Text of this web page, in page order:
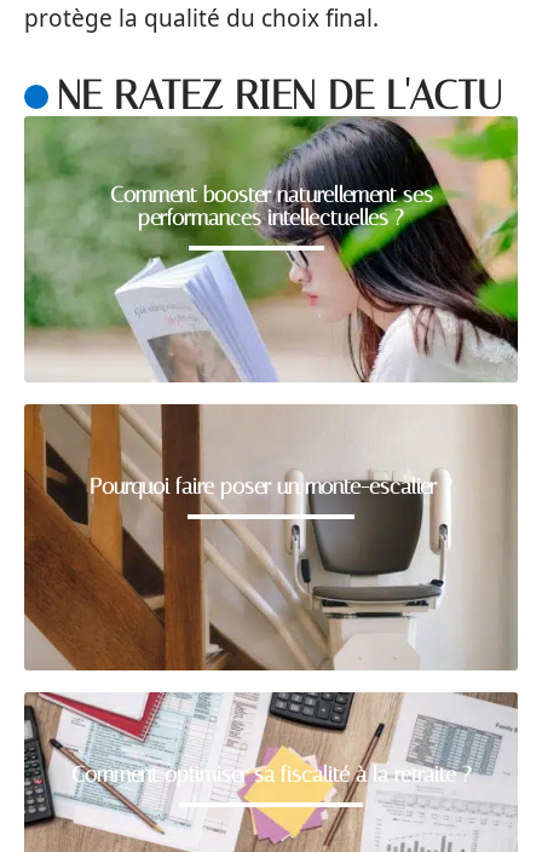
protège la qualité du choix final.
NE RATEZ RIEN DE L'ACTU
Comment booster naturellement ses
performances intellectuelles ?
Pourquoi faire poser un monte-escalier ?
Comment optimiser sa fiscalité à la retraite ?